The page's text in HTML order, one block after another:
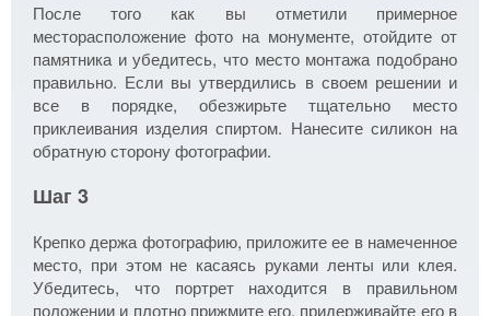
После того как вы отметили примерное
месторасположение фото на монументе, отойдите от
памятника и убедитесь, что место монтажа подобрано
правильно. Если вы утвердились в своем решении и
все в порядке, обезжирьте тщательно место
приклеивания изделия спиртом. Нанесите силикон на
обратную сторону фотографии.
Шаг 3
Крепко держа фотографию, приложите ее в намеченное
место, при этом не касаясь руками ленты или клея.
Убедитесь, что портрет находится в правильном
положении и плотно прижмите его, придерживайте его в